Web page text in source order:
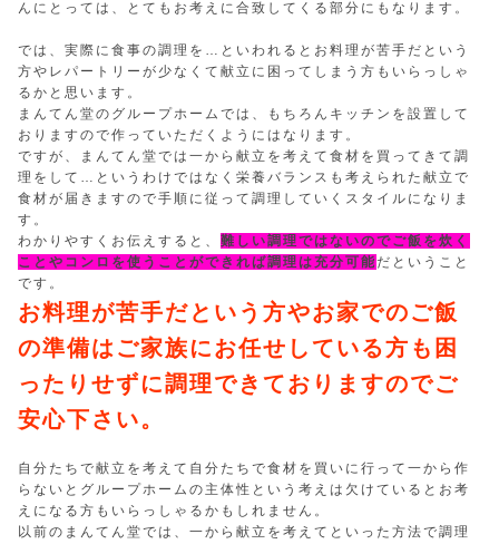
んにとっては、とてもお考えに合致してくる部分にもなります。
では、実際に食事の調理を…といわれるとお料理が苦手だという
方やレパートリーが少なくて献立に困ってしまう方もいらっしゃ
るかと思います。
まんてん堂のグループホームでは、もちろんキッチンを設置して
おりますので作っていただくようにはなります。
ですが、まんてん堂では一から献立を考えて食材を買ってきて調
理をして…というわけではなく栄養バランスも考えられた献立で
食材が届きますので手順に従って調理していくスタイルになりま
す。
わかりやすくお伝えすると、 難しい調理ではないのでご飯を炊く
ことやコンロを使うことができれば調理は充分可能だということ
です。
お料理が苦手だという方やお家でのご飯
の準備はご家族にお任せしている方も困
ったりせずに調理できておりますのでご
安心下さい。
自分たちで献立を考えて自分たちで食材を買いに行って一から作
らないとグループホームの主体性という考えは欠けているとお考
えになる方もいらっしゃるかもしれません。
以前のまんてん堂では、一から献立を考えてといった方法で調理